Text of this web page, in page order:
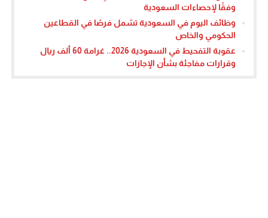
وفقًا لإحصاءات السعودية
وظائف اليوم في السعودية تشمل فرصًا في القطاعين
الحكومي والخاص
عقوبة التفحيط في السعودية 2026.. غرامة 60 ألف ريال
وقرارات مفاجئة بشأن الإجازات